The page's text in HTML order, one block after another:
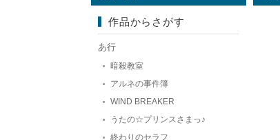
作品からさがす
あ行
暗殺教室
アルネの事件簿
WIND BREAKER
うたの☆プリンスさまっ♪
終わりのセラフ